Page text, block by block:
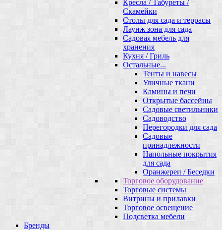
Кресла / Табуреты /
Скамейки
Столы для сада и террасы
Лаунж зона для сада
Садовая мебель для
хранения
Кухня / Гриль
Остальные...
Тенты и навесы
Уличные ткани
Камины и печи
Открытые бассейны
Садовые светильники
Садоводство
Перегородки для сада
Садовые
принадлежности
Напольные покрытия
для сада
Оранжереи / Беседки
Торговое оборудование
Торговые системы
Витрины и прилавки
Торговое освещение
Подсветка мебели
Бренды